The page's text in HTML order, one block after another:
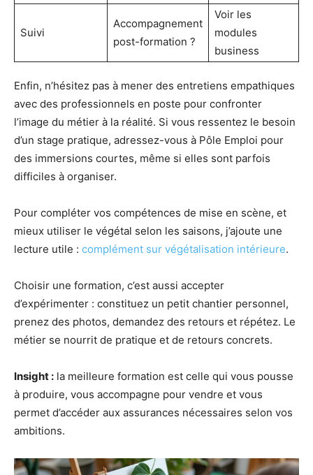
Suivi
Accompagnement
post-formation ?
Voir les
modules
business
Enfin, n’hésitez pas à mener des entretiens empathiques
avec des professionnels en poste pour confronter
l’image du métier à la réalité. Si vous ressentez le besoin
d’un stage pratique, adressez-vous à Pôle Emploi pour
des immersions courtes, même si elles sont parfois
difficiles à organiser.
Pour compléter vos compétences de mise en scène, et
mieux utiliser le végétal selon les saisons, j’ajoute une
lecture utile : complément sur végétalisation intérieure.
Choisir une formation, c’est aussi accepter
d’expérimenter : constituez un petit chantier personnel,
prenez des photos, demandez des retours et répétez. Le
métier se nourrit de pratique et de retours concrets.
Insight : la meilleure formation est celle qui vous pousse
à produire, vous accompagne pour vendre et vous
permet d’accéder aux assurances nécessaires selon vos
ambitions.